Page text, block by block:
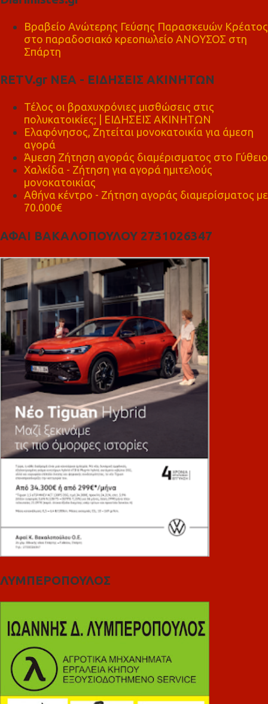
Βραβείο Ανώτερης Γεύσης Παρασκευών Κρέατος
στο παραδοσιακό κρεοπωλείο ΑΝΟΥΣΟΣ στη
Σπάρτη
RETV.gr ΝΕΑ - ΕΙΔΗΣΕΙΣ ΑΚΙΝΗΤΩΝ
Τέλος οι βραχυχρόνιες μισθώσεις στις
πολυκατοικίες; | ΕΙΔΗΣΕΙΣ ΑΚΙΝΗΤΩΝ
Ελαφόνησος, Ζητείται μονοκατοικία για άμεση
αγορά
Άμεση Ζήτηση αγοράς διαμέρισματος στο Γύθειο
Χαλκίδα - Ζήτηση για αγορά ημιτελούς
μονοκατοικίας
Αθήνα κέντρο - Ζήτηση αγοράς διαμερίσματος με
70.000€
ΑΦΑΙ ΒΑΚΑΛΟΠΟΥΛΟΥ 2731026347
ΛΥΜΠΕΡΟΠΟΥΛΟΣ